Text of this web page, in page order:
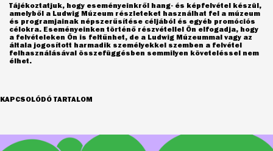
Tájékoztatjuk, hogy eseményeinkről hang- és képfelvétel készül,
amelyből a Ludwig Múzeum részleteket használhat fel a múzeum
és programjainak népszerűsítése céljából és egyéb promóciós
célokra. Eseményeinken történő részvétellel Ön elfogadja, hogy
a felvételeken Ön is feltűnhet, de a Ludwig Múzeummal vagy az
általa jogosított harmadik személyekkel szemben a felvétel
felhasználásával összefüggésben semmilyen követeléssel nem
élhet.
KAPCSOLÓDÓ TARTALOM